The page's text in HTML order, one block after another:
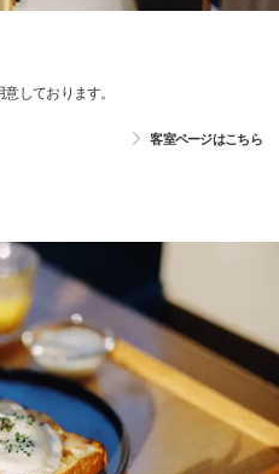
しております。
客室ページはこちら